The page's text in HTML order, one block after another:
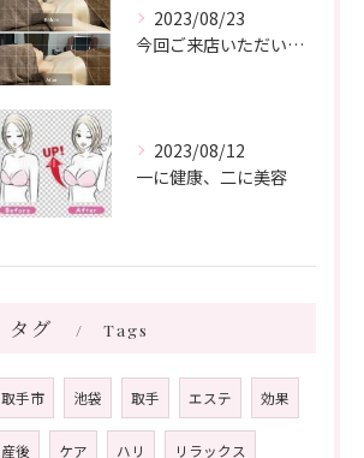
2023/08/23
今回ご来店いただいたお客様は20代医療関係の方でした。
2023/08/12
一に健康、二に美容
タグ Tags
取手市 池袋 取手 エステ 効果
産後 ケア ハリ リラックス